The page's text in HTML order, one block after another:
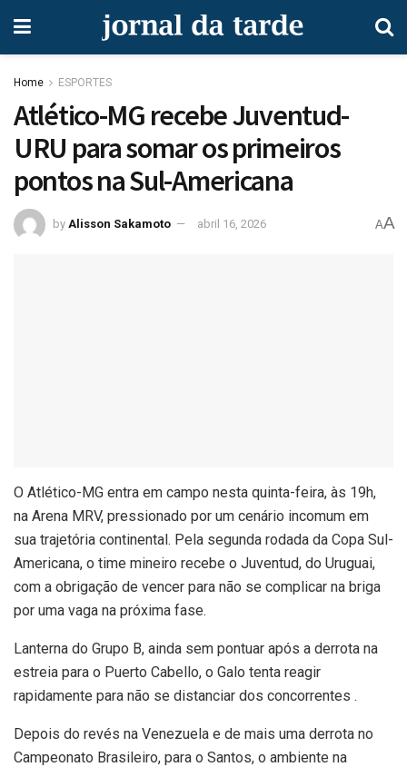
Home ESPORTES
Atlético-MG recebe Juventud-
URU para somar os primeiros
pontos na Sul-Americana
by Alisson Sakamoto abril 16, 2026 AA
O Atlético-MG entra em campo nesta quinta-feira, às 19h,
na Arena MRV, pressionado por um cenário incomum em
sua trajetória continental. Pela segunda rodada da Copa Sul-
Americana, o time mineiro recebe o Juventud, do Uruguai,
com a obrigação de vencer para não se complicar na briga
por uma vaga na próxima fase.
Lanterna do Grupo B, ainda sem pontuar após a derrota na
estreia para o Puerto Cabello, o Galo tenta reagir
rapidamente para não se distanciar dos concorrentes .
Depois do revés na Venezuela e de mais uma derrota no
Campeonato Brasileiro, para o Santos, o ambiente na